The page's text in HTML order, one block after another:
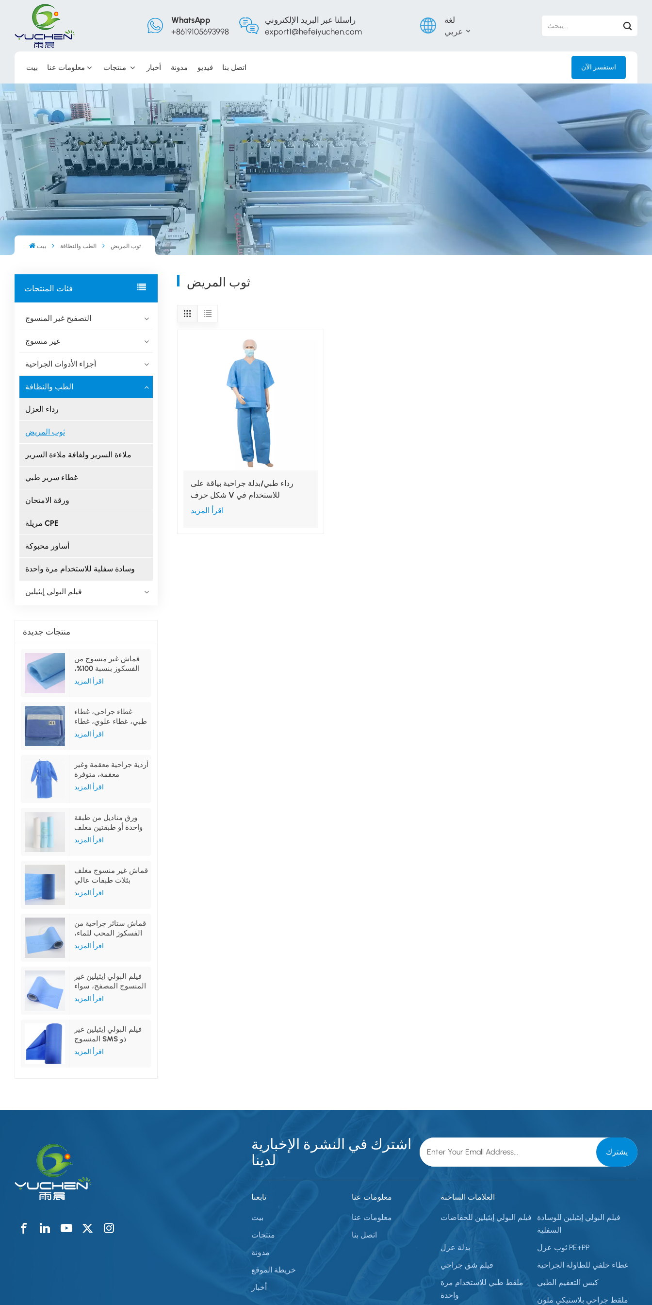
WhatsApp
+8619105693998
راسلنا عبر البريد الإلكتروني
export1@hefeiyuchen.com
لغة
عربي
عربي
بيت معلومات عنا أخبار مدونة فيديو اتصل بنا استفسر الآن
بيت الطب والنظافة ثوب المريض
فئات المنتجات
التصفيح غير المنسوج
غير منسوج
أجزاء الأدوات الجراحية
الطب والنظافة
رداء العزل
ثوب المريض
ملاءة السرير ولفافة ملاءة السرير
غطاء سرير طبي
ورقة الامتحان
مريلة CPE
أساور محبوكة
وسادة سفلية للاستخدام مرة واحدة
فيلم البولي إيثيلين
منتجات جديدة
قماش غير منسوج من
الفسكوز بنسبة 100%،
لون أزرق، للاستخدام
الطبي
اقرأ المزيد
غطاء جراحي، غطاء
طبي، غطاء علوي، غطاء
سفلي، غطاء جانبي
اقرأ المزيد
أردية جراحية معقمة وغير
معقمة، متوفرة
بمقاسات ML و XL و
XXL
اقرأ المزيد
ورق مناديل من طبقة
واحدة أو طبقتين مغلف
بغشاء من البولي إيثيلين
اقرأ المزيد
قماش غير منسوج مغلف
بثلاث طبقات عالي
الامتصاص
اقرأ المزيد
قماش ستائر جراحية من
الفسكوز المحب للماء،
غير منسوج، مغلف بغشاء
البولي إيثيلين
اقرأ المزيد
فيلم البولي إيثيلين غير
المنسوج المصفح، سواء
كان محبًا للماء أو طاردًا
للماء، مصنوع من البولي
البولي بروبيلين المقاوم
للماء
اقرأ المزيد
فيلم البولي إيثيلين غير
المنسوج SMS ذو
التغليف الكامل أو
المتوسط
اقرأ المزيد
ثوب المريض
رداء طبي/بدلة جراحية بياقة على
شكل حرف V للاستخدام في
المستشفيات
اقرأ المزيد
اشترك في النشرة الإخبارية
لدينا
تابعنا
بيت
منتجات
مدونة
خريطة الموقع
أخبار
معلومات عنا
معلومات عنا
اتصل بنا
العلامات الساخنة
فيلم البولي إيثيلين للحفاضات
فيلم البولي إيثيلين للوسادة
السفلية
بدلة عزل
ثوب عزل PE+PP
فيلم شق جراحي
غطاء خلفي للطاولة الجراحية
ملقط طبي للاستخدام مرة
واحدة
كيس التعقيم الطبي
ملقط جراحي بلاستيكي ملون